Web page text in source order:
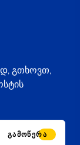
გთხოვთ,
ᲒᲐᲛᲝᲬᲔᲠᲐ